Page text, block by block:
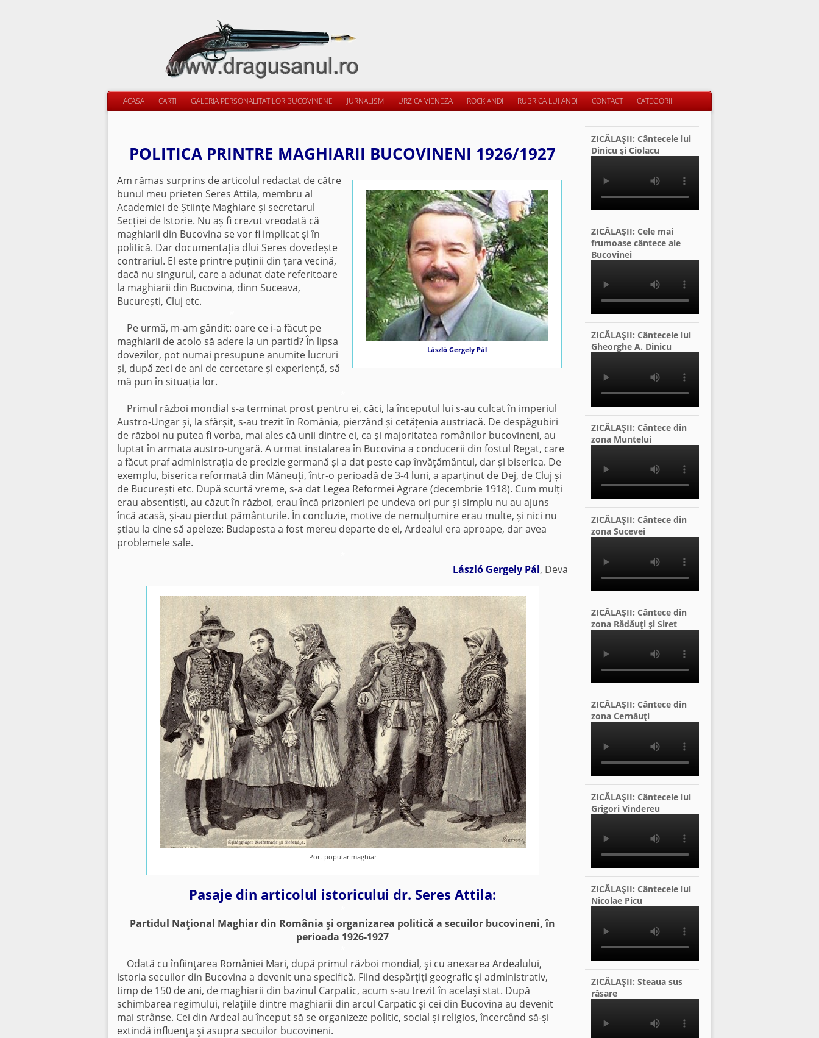
ACASA CARTI GALERIA PERSONALITATILOR BUCOVINENE JURNALISM URZICA VIENEZA ROCK ANDI RUBRICA LUI ANDI CONTACT CATEGORII
POLITICA PRINTRE MAGHIARII BUCOVINENI 1926/1927
László Gergely Pál
Am rămas surprins de articolul redactat de către
bunul meu prieten Seres Attila, membru al
Academiei de Știinţe Maghiare și secretarul
Secției de Istorie. Nu aș fi crezut vreodată că
maghiarii din Bucovina se vor fi implicat şi în
politică. Dar documentația dlui Seres dovedește
contrariul. El este printre puținii din țara vecină,
dacă nu singurul, care a adunat date referitoare
la maghiarii din Bucovina, dinn Suceava,
București, Cluj etc.
Pe urmă, m-am gândit: oare ce i-a făcut pe
maghiarii de acolo să adere la un partid? În lipsa
dovezilor, pot numai presupune anumite lucruri
și, după zeci de ani de cercetare și experiență, să
mă pun în situația lor.
Primul război mondial s-a terminat prost pentru ei, căci, la începutul lui s-au culcat în imperiul
Austro-Ungar și, la sfârșit, s-au trezit în România, pierzând și cetățenia austriacă. De despăgubiri
de război nu putea fi vorba, mai ales că unii dintre ei, ca şi majoritatea românilor bucovineni, au
luptat în armata austro-ungară. A urmat instalarea în Bucovina a conducerii din fostul Regat, care
a făcut praf administrația de precizie germană și a dat peste cap învăţământul, dar și biserica. De
exemplu, biserica reformată din Măneuți, într-o perioadă de 3-4 luni, a aparținut de Dej, de Cluj și
de București etc. După scurtă vreme, s-a dat Legea Reformei Agrare (decembrie 1918). Cum mulți
erau absentiști, au căzut în război, erau încă prizonieri pe undeva ori pur și simplu nu au ajuns
încă acasă, și-au pierdut pământurile. În concluzie, motive de nemulțumire erau multe, și nici nu
știau la cine să apeleze: Budapesta a fost mereu departe de ei, Ardealul era aproape, dar avea
problemele sale.
László Gergely Pál, Deva
Port popular maghiar
Pasaje din articolul istoricului dr. Seres Attila:
Partidul Naţional Maghiar din România şi organizarea politică a secuilor bucovineni, în
perioada 1926-1927
Odată cu înfiinţarea României Mari, după primul război mondial, şi cu anexarea Ardealului,
istoria secuilor din Bucovina a devenit una specifică. Fiind despărţiţi geografic şi administrativ,
timp de 150 de ani, de maghiarii din bazinul Carpatic, acum s-au trezit în acelaşi stat. După
schimbarea regimului, relaţiile dintre maghiarii din arcul Carpatic şi cei din Bucovina au devenit
mai strânse. Cei din Ardeal au început să se organizeze politic, social şi religios, încercând să-şi
extindă influenţa şi asupra secuilor bucovineni.
ZICĂLAŞII: Cântecele lui
Dinicu şi Ciolacu
ZICĂLAŞII: Cele mai
frumoase cântece ale
Bucovinei
ZICĂLAŞII: Cântecele lui
Gheorghe A. Dinicu
ZICĂLAŞII: Cântece din
zona Muntelui
ZICĂLAŞII: Cântece din
zona Sucevei
ZICĂLAŞII: Cântece din
zona Rădăuţi şi Siret
ZICĂLAŞII: Cântece din
zona Cernăuţi
ZICĂLAŞII: Cântecele lui
Grigori Vindereu
ZICĂLAŞII: Cântecele lui
Nicolae Picu
ZICĂLAŞII: Steaua sus
răsare